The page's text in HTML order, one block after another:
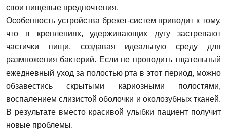
свои пищевые предпочтения.
Особенность устройства брекет-систем приводит к тому,
что в креплениях, удерживающих дугу застревают
частички пищи, создавая идеальную среду для
размножения бактерий. Если не проводить тщательный
ежедневный уход за полостью рта в этот период, можно
обзавестись скрытыми кариозными полостями,
воспалением слизистой оболочки и околозубных тканей.
В результате вместо красивой улыбки пациент получит
новые проблемы.